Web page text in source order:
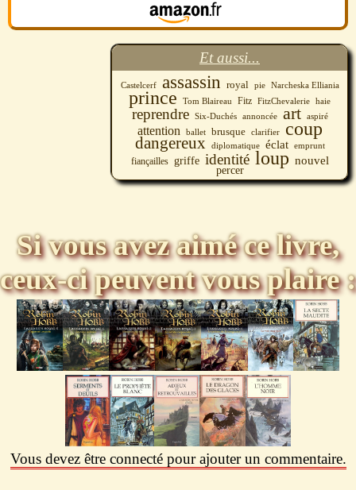
Et aussi...
Castelcerf assassin royal pie Narcheska Elliania
prince Tom Blaireau Fitz FitzChevalerie haie
reprendre Six-Duchés annoncée art aspiré
attention ballet brusque clarifier coup
dangereux diplomatique éclat emprunt
fiançailles griffe identité loup nouvel
percer
Si vous avez aimé ce livre,
ceux-ci peuvent vous plaire :
Vous devez être connecté pour ajouter un commentaire.